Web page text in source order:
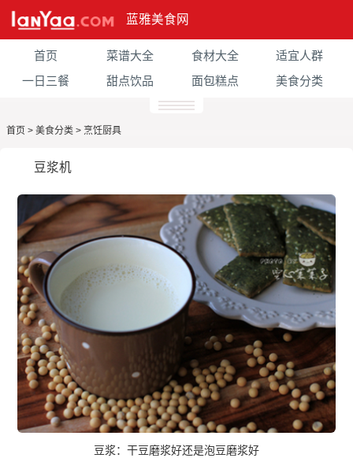
蓝雅美食网
首页 菜谱大全 食材大全
适宜人群
一日三餐
甜点饮品 面包糕点 美食分类
首页 > 美食分类 > 烹饪厨具
豆浆机
豆浆：干豆磨浆好还是泡豆磨浆好